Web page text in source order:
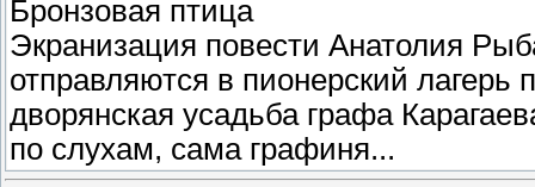
Бронзовая птица
Экранизация повести Анатолия
отправляются в пионерский
дворянская усадьба графа
по слухам, сама графиня...